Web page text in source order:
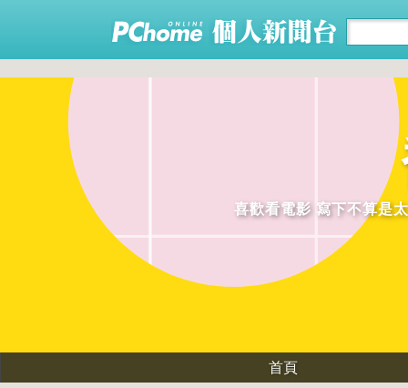
喜歡看電影 寫下不算是
首頁